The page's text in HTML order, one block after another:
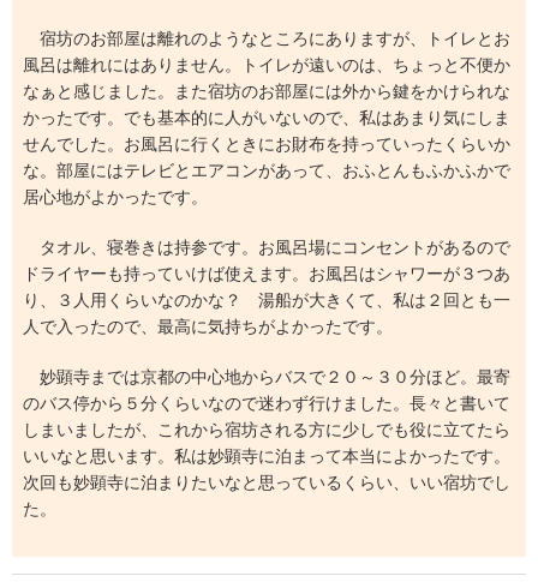
宿坊のお部屋は離れのようなところにありますが、トイレとお
風呂は離れにはありません。トイレが遠いのは、ちょっと不便か
なぁと感じました。また宿坊のお部屋には外から鍵をかけられな
かったです。でも基本的に人がいないので、私はあまり気にしま
せんでした。お風呂に行くときにお財布を持っていったくらいか
な。部屋にはテレビとエアコンがあって、おふとんもふかふかで
居心地がよかったです。
タオル、寝巻きは持参です。お風呂場にコンセントがあるので
ドライヤーも持っていけば使えます。お風呂はシャワーが３つあ
り、３人用くらいなのかな？ 湯船が大きくて、私は２回とも一
人で入ったので、最高に気持ちがよかったです。
妙顕寺までは京都の中心地からバスで２０～３０分ほど。最寄
のバス停から５分くらいなので迷わず行けました。長々と書いて
しまいましたが、これから宿坊される方に少しでも役に立てたら
いいなと思います。私は妙顕寺に泊まって本当によかったです。
次回も妙顕寺に泊まりたいなと思っているくらい、いい宿坊でし
た。